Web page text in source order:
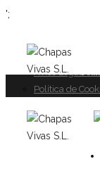
';
GaleríaGalería de
Aviso Legal
Política de